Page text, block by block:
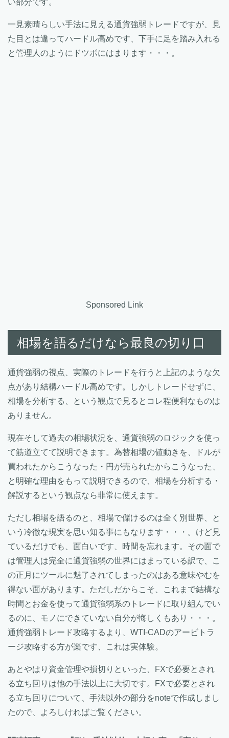
一見素晴らしい手法に見える通貨強弱トレードですが、見
た目とは違ってハードル高めです、下手に足を踏み入れる
と管理人のようにドツボにはまります・・・。
Sponsored Link
相場を語るだけなら最良の切り口
通貨強弱の視点、実際のトレードを行うと上記のような欠
点があり結構ハードル高めです。しかしトレードせずに、
相場を分析する、という観点で見るとコレ程便利なものは
ありません。
現在そして過去の相場状況を、通貨強弱のロジックを使っ
て筋道立てて説明できます。為替相場の値動きを、ドルが
買われたからこうなった・円が売られたからこうなった、
と明確な理由をもって説明できるので、相場を分析する・
解説するという観点なら非常に使えます。
ただし相場を語るのと、相場で儲けるのは全く別世界、と
いう冷徹な現実を思い知る事にもなります・・・。けど見
ているだけでも、面白いです、時間を忘れます。その面で
は管理人は完全に通貨強弱の世界にはまっている訳で、こ
の正月にツールに魅了されてしまったのはある意味やむを
得ない面があります。ただしだからこそ、これまで結構な
時間とお金を使って通貨強弱系のトレードに取り組んでい
るのに、モノにできていない自分が悔しくもあり・・・。
通貨強弱トレード攻略するより、WTI-CADのアービトラ
ージ攻略する方が楽です、これは実体験。
あとやはり資金管理や損切りといった、FXで必要とされ
る立ち回りは他の手法以上に大切です。FXで必要とされ
る立ち回りについて、手法以外の部分をnoteで作成しまし
たので、よろしければご覧ください。